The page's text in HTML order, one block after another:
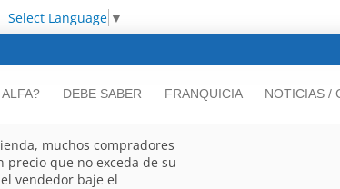
Select Language ▼
DEBE SABER FRANQUICIA NOTICIAS /
muchos compradores
precio que no exceda de su
vendedor baje el